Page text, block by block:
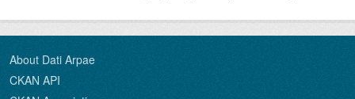
About Dati Arpae
CKAN API